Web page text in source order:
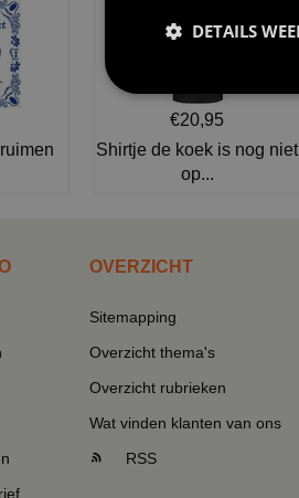
€20,95
Shirtje de koek is nog niet
op...
OVERZICHT
Sitemapping
Overzicht thema's
Overzicht rubrieken
Wat vinden klanten van ons
RSS
DETAILS